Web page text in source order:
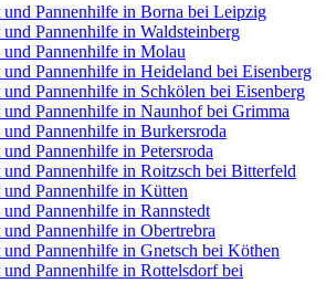
und Pannenhilfe in Borna bei Leipzig
Pannenhilfe in Waldsteinberg
und Pannenhilfe in Molau
Pannenhilfe in Heideland bei Eisenberg
Pannenhilfe in Schkölen bei Eisenberg
und Pannenhilfe in Naunhof bei Grimma
Pannenhilfe in Burkersroda
Pannenhilfe in Petersroda
und Pannenhilfe in Roitzsch bei Bitterfeld
Pannenhilfe in Kütten
Pannenhilfe in Rannstedt
Pannenhilfe in Obertrebra
Pannenhilfe in Gnetsch bei Köthen
Pannenhilfe in Rottelsdorf bei